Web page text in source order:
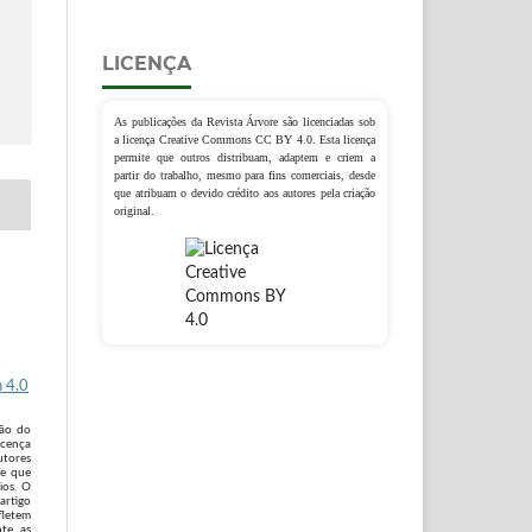
4.0
do
que
O
LICENÇA
As publicações da Revista Árvore são licenciadas sob
a licença Creative Commons CC BY 4.0. Esta licença
permite que outros distribuam, adaptem e criem a
partir do trabalho, mesmo para fins comerciais, desde
que atribuam o devido crédito aos autores pela criação
original.